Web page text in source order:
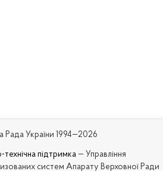
Рада України 1994—2026
підтримка — Управління
систем Апарату Верховної Ради